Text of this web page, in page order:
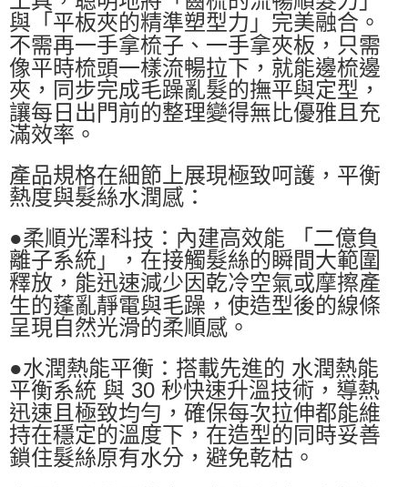
與「平板夾的精準塑型力」完美融合。
不需再一手拿梳子、一手拿夾板，只需
像平時梳頭一樣流暢拉下，就能邊梳邊
夾，同步完成毛躁亂髮的撫平與定型，
讓每日出門前的整理變得無比優雅且充
滿效率。
產品規格在細節上展現極致呵護，平衡
熱度與髮絲水潤感：
●柔順光澤科技：內建高效能 「二億負
離子系統」，在接觸髮絲的瞬間大範圍
釋放，能迅速減少因乾冷空氣或摩擦產
生的蓬亂靜電與毛躁，使造型後的線條
呈現自然光滑的柔順感。
●水潤熱能平衡：搭載先進的 水潤熱能
平衡系統 與 30 秒快速升溫技術，導熱
迅速且極致均勻，確保每次拉伸都能維
持在穩定的溫度下，在造型的同時妥善
鎖住髮絲原有水分，避免乾枯。